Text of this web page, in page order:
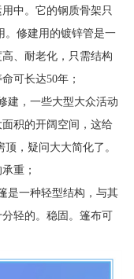
中。它的钢质骨架只
。修建用的镀锌管是一
、耐老化，只需结构
可长达50年；
建，一些大型大众活动
积的开阔空间，这给
，疑问大大简化了。
重；
是一种轻型结构，与其
轻的。稳固。篷布可